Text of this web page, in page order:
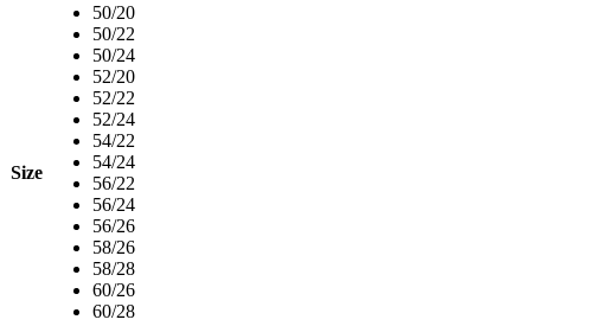
Size
50/20
50/22
50/24
52/20
52/22
52/24
54/22
54/24
56/22
56/24
56/26
58/26
58/28
60/26
60/28